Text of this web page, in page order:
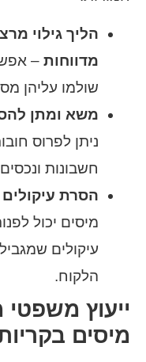
הליך גילוי
מדווחות –
שולמו עליהן
משא ומתן
ניתן לפרוס
חשבונות
הסרת
מיסים יכול
עיקולים
הלקוח.
ייעוץ משפטי
מיסים